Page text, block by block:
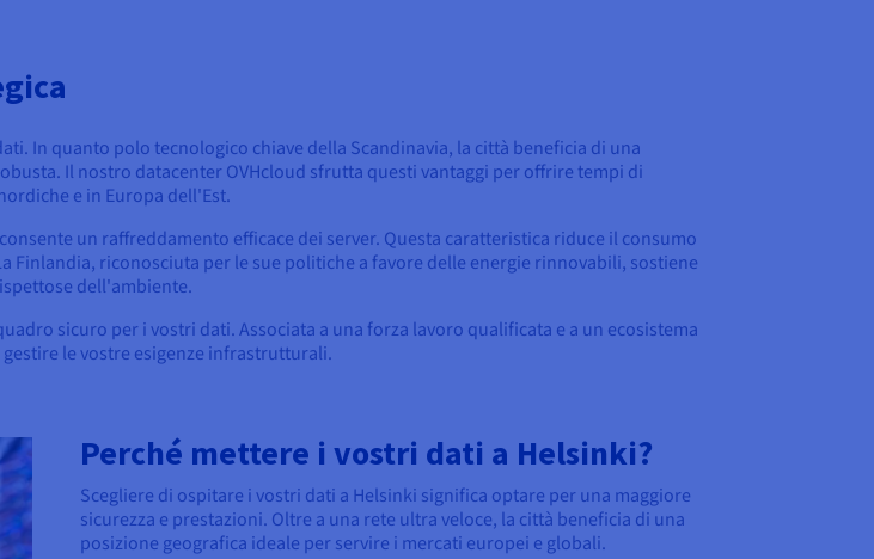
In quanto polo tecnologico chiave della Scandinavia, la città beneficia di una
Il nostro datacenter OVHcloud sfrutta questi vantaggi per offrire tempi di
e in Europa dell'Est.
un raffreddamento efficace dei server. Questa caratteristica riduce il consumo
riconosciuta per le sue politiche a favore delle energie rinnovabili, sostiene
dell'ambiente.
sicuro per i vostri dati. Associata a una forza lavoro qualificata e a un ecosistema
le vostre esigenze infrastrutturali.
Perché mettere i vostri dati a Helsinki?
Scegliere di ospitare i vostri dati a Helsinki significa optare per una maggiore
sicurezza e prestazioni. Oltre a una rete ultra veloce, la città beneficia di una
posizione geografica ideale per servire i mercati europei e globali.